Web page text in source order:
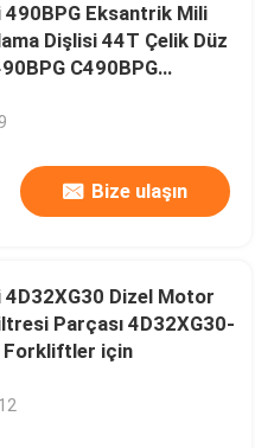
490BPG Eksantrik Mili
Dişlisi 44T Çelik Düz
C490BPG
A498BPG Forkliftler
Bize ulaşın
4D32XG30 Dizel Motor
Parçası 4D32XG30-
Forkliftler için